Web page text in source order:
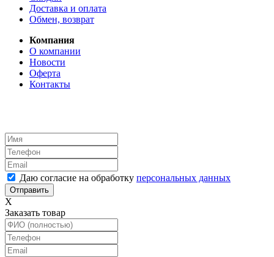
Доставка и оплата
Обмен, возврат
Компания
О компании
Новости
Оферта
Контакты
Даю согласие на обработку персональных данных
X
Заказать товар